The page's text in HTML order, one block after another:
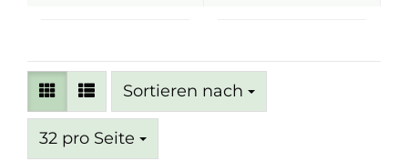
Sortieren nach
Sortieren nach
32 pro Seite
pro Seite